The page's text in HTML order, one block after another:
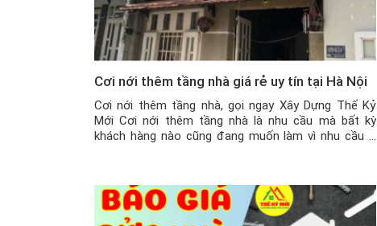
Cơi nới thêm tầng nhà giá rẻ uy tín tại Hà Nội
Cơi nới thêm tầng nhà, gọi ngay Xây Dựng Thế Kỷ
Mới Cơi nới thêm tầng nhà là nhu cầu mà bất kỳ
khách hàng nào cũng đang muốn làm vì nhu cầu ở